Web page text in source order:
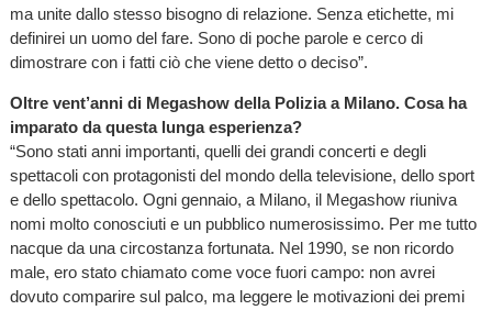
ma unite dallo stesso bisogno di relazione. Senza etichette, mi
definirei un uomo del fare. Sono di poche parole e cerco di
dimostrare con i fatti ciò che viene detto o deciso”.
Oltre vent’anni di Megashow della Polizia a Milano. Cosa ha
imparato da questa lunga esperienza?
“Sono stati anni importanti, quelli dei grandi concerti e degli
spettacoli con protagonisti del mondo della televisione, dello sport
e dello spettacolo. Ogni gennaio, a Milano, il Megashow riuniva
nomi molto conosciuti e un pubblico numerosissimo. Per me tutto
nacque da una circostanza fortunata. Nel 1990, se non ricordo
male, ero stato chiamato come voce fuori campo: non avrei
dovuto comparire sul palco, ma leggere le motivazioni dei premi